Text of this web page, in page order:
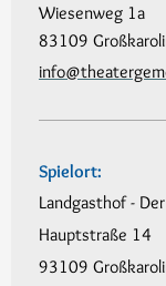
Wiesenweg 1a
83109
Spielort:
Landgasthof -
Hauptstraße 14
93109